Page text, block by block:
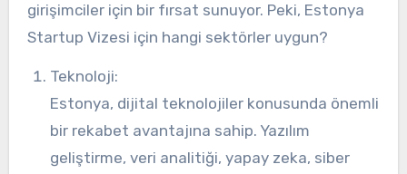
girişimciler için bir fırsat sunuyor. Peki, Estonya
Startup Vizesi için hangi sektörler uygun?
Teknoloji:
Estonya, dijital teknolojiler konusunda önemli
bir rekabet avantajına sahip. Yazılım
geliştirme, veri analitiği, yapay zeka, siber